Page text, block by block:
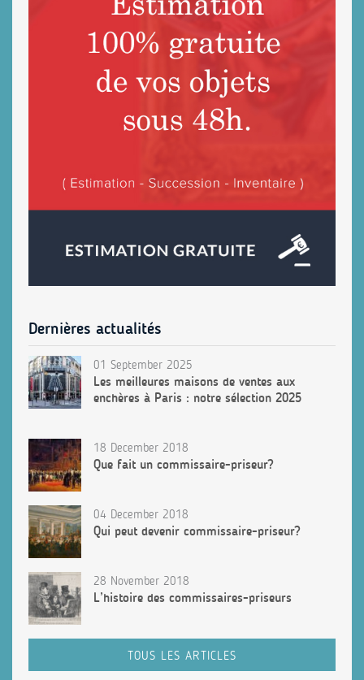
Dernières actualités
01 September 2025
Les meilleures maisons de ventes aux
enchères à Paris : notre sélection 2025
18 December 2018
Que fait un commissaire-priseur?
04 December 2018
Qui peut devenir commissaire-priseur?
28 November 2018
L’histoire des commissaires-priseurs
TOUS LES ARTICLES